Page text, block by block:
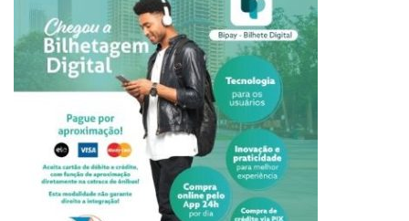
Local: Praça Igreja S.Terezinha do Menino Jesus – Av.
Chapecó
Dia 27 de junho de 2025 (sex.) – 19h30
Dia 28 de junho de 2025 (sáb.) – 19h30
DOURADINA/PR
CINEMA NA ESCOLA – CURTAS-METRAGENS
1º de agosto de 2025 – 9h, 10h, 13h30 e 14h30
PALESTRA “O CINEMA BRASILEIRO: MEMÓRIA, LUTA E